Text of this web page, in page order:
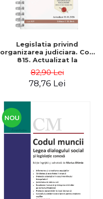
Legislatia privind
organizarea judiciara. Cod
815. Actualizat la
Paul Pop
82,90 Lei
78,76 Lei
NOU